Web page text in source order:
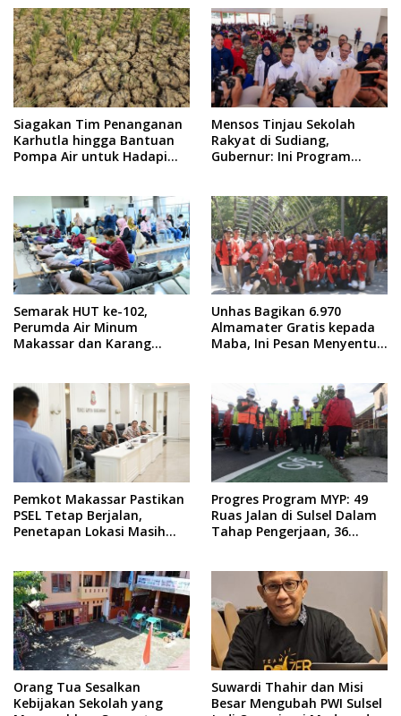
Siagakan Tim Penanganan
Karhutla hingga Bantuan
Pompa Air untuk Hadapi
Mensos Tinjau Sekolah
Rakyat di Sudiang,
Gubernur: Ini Program
Semarak HUT ke-102,
Perumda Air Minum
Makassar dan Karang
Unhas Bagikan 6.970
Almamater Gratis kepada
Maba, Ini Pesan Menyentuh
Pemkot Makassar Pastikan
PSEL Tetap Berjalan,
Penetapan Lokasi Masih
Progres Program MYP: 49
Ruas Jalan di Sulsel Dalam
Tahap Pengerjaan, 36
Orang Tua Sesalkan
Kebijakan Sekolah yang
Suwardi Thahir dan Misi
Besar Mengubah PWI Sulsel